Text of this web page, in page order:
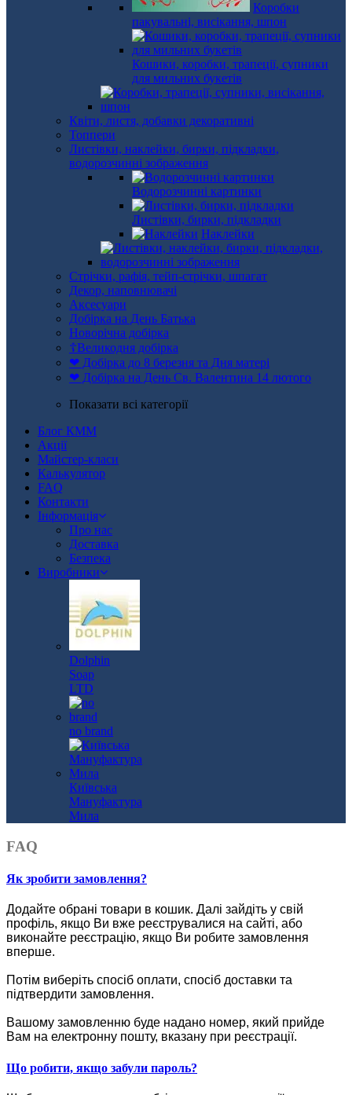
Коробки
пакувальні, висікання, шпон
Кошики, коробки, трапеції, супники
для мильних букетів
Квіти, листя, добавки декоративні
Топпери
Листівки, наклейки, бирки, підкладки,
водорозчинні зображення
Водорозчинні картинки
Листівки, бирки, підкладки
Наклейки
Стрічки, рафія, тейп-стрічки, шпагат
Декор, наповнювачі
Аксесуари
Добірка на День Батька
Новорічна добірка
☦Великодня добірка
❤ Добірка до 8 березня та Дня матері
❤ Добірка на День Св. Валентина 14 лютого
Показати всі категорії
Блог КММ
Акції
Майстер-класи
Калькулятор
FAQ
Контакти
Інформація
Про нас
Доставка
Безпека
Виробники
Dolphin
Soap
LTD
no brand
Київська
Мануфактура
Мила
FAQ
Як зробити замовлення?
Додайте обрані товари в кошик. Далі зайдіть у свій
профіль, якщо Ви вже реєструвалися на сайті, або
виконайте реєстрацію, якщо Ви робите замовлення
вперше.
Потім виберіть спосіб оплати, спосіб доставки та
підтвердити замовлення.
Вашому замовленню буде надано номер, який прийде
Вам на електронну пошту, вказану при реєстрації.
Що робити, якщо забули пароль?